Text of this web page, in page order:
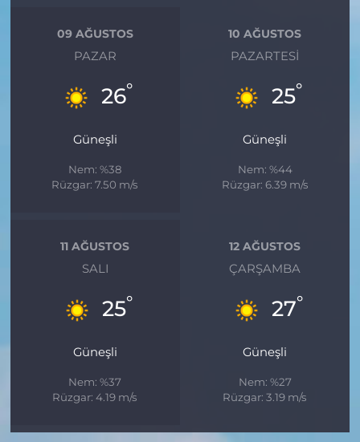
09 AĞUSTOS
PAZAR
26°
Güneşli
Nem: %38
Rüzgar: 7.50 m/s
10 AĞUSTOS
PAZARTESI
25°
Güneşli
Nem: %44
Rüzgar: 6.39 m/s
11 AĞUSTOS
SALI
25°
Güneşli
Nem: %37
Rüzgar: 4.19 m/s
12 AĞUSTOS
ÇARŞAMBA
27°
Güneşli
Nem: %27
Rüzgar: 3.19 m/s